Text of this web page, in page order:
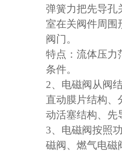
弹簧力把先导
室在关阀件周围
阀门。
特点：流体压力
条件。
2、电磁阀从阀
直动膜片结构、
动活塞结构、先
3、电磁阀按照
磁阀、燃气电磁